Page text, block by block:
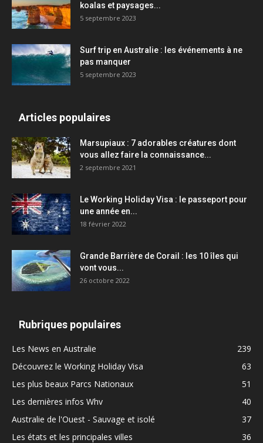
koalas et paysages...
5 septembre 2023
Surf trip en Australie : les événements à ne
pas manquer
5 septembre 2023
Articles populaires
Marsupiaux : 7 adorables créatures dont
vous allez faire la connaissance...
2 septembre 2021
Le Working Holiday Visa : le passeport pour
une année en...
18 février 2022
Grande Barrière de Corail : les 10 îles qui
vont vous...
26 octobre 2022
Rubriques populaires
Les News en Australie
239
Découvrez le Working Holiday Visa
63
Les plus beaux Parcs Nationaux
51
Les dernières infos Whv
40
Australie de l'Ouest - Sauvage et isolé
37
Les états et les principales villes
36